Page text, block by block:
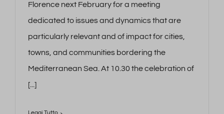
Florence next February for a meeting
dedicated to issues and dynamics that are
particularly relevant and of impact for cities,
towns, and communities bordering the
Mediterranean Sea. At 10.30 the celebration of
[...]